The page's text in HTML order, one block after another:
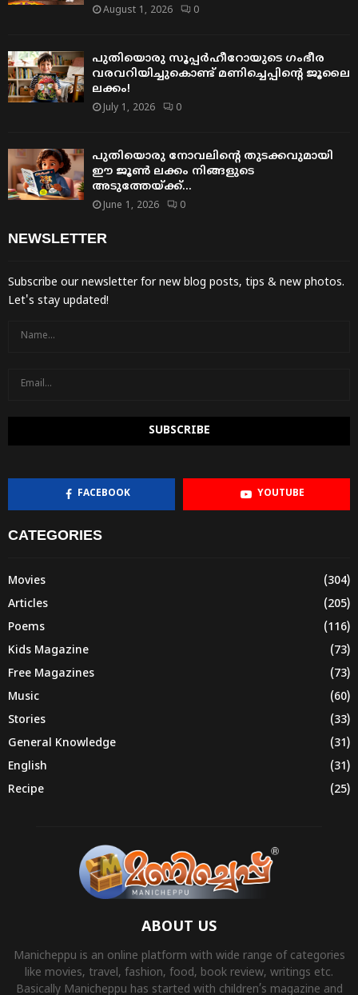
August 1, 2026 0
പുതിയൊരു സൂപ്പർഹീറോയുടെ ഗംഭീര
വരവറിയിച്ചുകൊണ്ട് മണിച്ചെപ്പിന്റെ ജൂലൈ
ലക്കം!
July 1, 2026 0
പുതിയൊരു നോവലിന്റെ തുടക്കവുമായി
ഈ ജൂൺ ലക്കം നിങ്ങളുടെ
അടുത്തേയ്ക്ക്…
June 1, 2026 0
NEWSLETTER
Subscribe our newsletter for new blog posts, tips & new photos.
Let's stay updated!
FACEBOOK YOUTUBE
CATEGORIES
Movies
(304)
Articles
(205)
Poems
(116)
Kids Magazine
(73)
Free Magazines
(73)
Music
(60)
Stories
(33)
General Knowledge
(31)
English
(31)
Recipe
(25)
ABOUT US
Manicheppu is an online platform with wide range of categories
like movies, travel, fashion, food, book review, writings etc.
Basically Manicheppu has started with children’s magazine and